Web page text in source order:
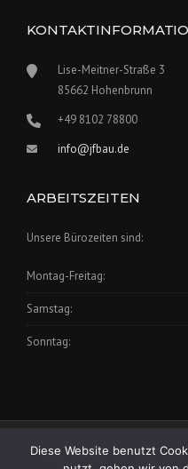
Lise-Meitner-Straße 3
85662 Hohenbrunn
+49 8102 78800
info@jfbau.de
ARBEITSZEITEN
Unsere Bürozeiten sind:
Montag-Freitag:
Samstag:
Sonntag:
Diese Website benutzt